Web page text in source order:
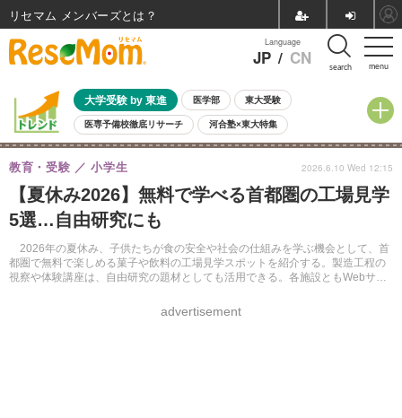
menu
Language
JP / CN search
大学受験 by 東進 医学部 東大受験
医専予備校徹底リサーチ 河合塾×東大特集
親子で考える大学選び 高校受験 中学受験 小学校受験
共通テスト 夏休み
8月開催イベント・WS 全国公立高校 過去問 人気記事
自由研究教材（小学生向け）
【夏休み2026】無料で学べる首都圏の工場見学
5選…自由研究にも
2026年の夏休み、子供たちが食の安全や社会の仕組みを学ぶ機会として、首
都圏で無料で楽しめる菓子や飲料の工場見学スポットを紹介する。製造工程の
視察や体験講座は、自由研究の題材としても活用できる。各施設ともWebサイ
教育・受験 小学生
advertisement
2026.6.10 Wed 12:15
リセマム メンバーズ